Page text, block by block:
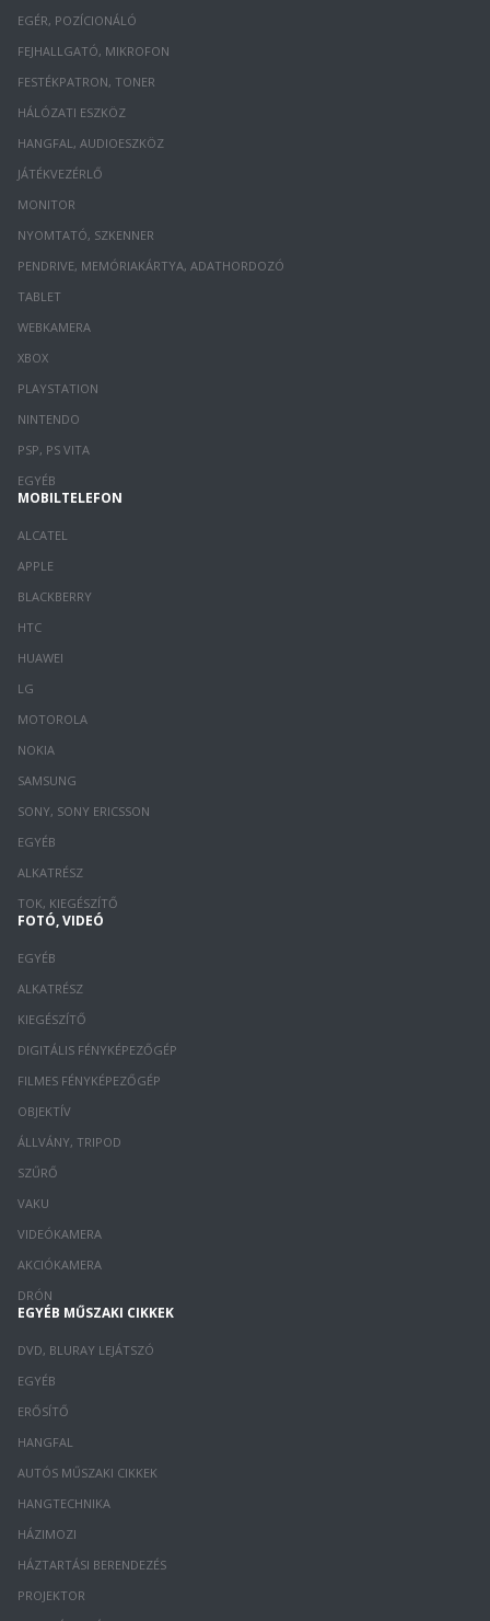
EGÉR, POZÍCIONÁLÓ
FEJHALLGATÓ, MIKROFON
FESTÉKPATRON, TONER
HÁLÓZATI ESZKÖZ
HANGFAL, AUDIOESZKÖZ
JÁTÉKVEZÉRLŐ
MONITOR
NYOMTATÓ, SZKENNER
PENDRIVE, MEMÓRIAKÁRTYA, ADATHORDOZÓ
TABLET
WEBKAMERA
XBOX
PLAYSTATION
NINTENDO
PSP, PS VITA
EGYÉB
MOBILTELEFON
ALCATEL
APPLE
BLACKBERRY
HTC
HUAWEI
LG
MOTOROLA
NOKIA
SAMSUNG
SONY, SONY ERICSSON
EGYÉB
ALKATRÉSZ
TOK, KIEGÉSZÍTŐ
FOTÓ, VIDEÓ
EGYÉB
ALKATRÉSZ
KIEGÉSZÍTŐ
DIGITÁLIS FÉNYKÉPEZŐGÉP
FILMES FÉNYKÉPEZŐGÉP
OBJEKTÍV
ÁLLVÁNY, TRIPOD
SZŰRŐ
VAKU
VIDEÓKAMERA
AKCIÓKAMERA
DRÓN
EGYÉB MŰSZAKI CIKKEK
DVD, BLURAY LEJÁTSZÓ
EGYÉB
ERŐSÍTŐ
HANGFAL
AUTÓS MŰSZAKI CIKKEK
HANGTECHNIKA
HÁZIMOZI
HÁZTARTÁSI BERENDEZÉS
PROJEKTOR